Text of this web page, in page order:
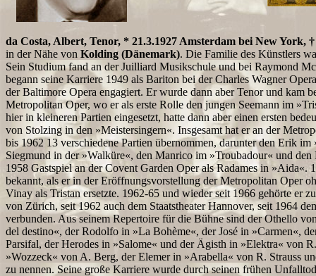
da Costa, Albert, Tenor, * 21.3.1927 Amsterdam bei New York, †
in der Nähe von Kolding (Dänemark). Die Familie des Künstlers
Sein Studium fand an der Juilliard Musikschule und bei Raymond
begann seine Karriere 1949 als Bariton bei der Charles Wagner
der Baltimore Opera engagiert. Er wurde dann aber Tenor und kam
Metropolitan Oper, wo er als erste Rolle den jungen Seemann im
hier in kleineren Partien eingesetzt, hatte dann aber einen ersten
von Stolzing in den »Meistersingern«. Insgesamt hat er an der
bis 1962 13 verschiedene Partien übernommen, darunter den Erik
Siegmund in der »Walküre«, den Manrico im »Troubadour« und
1958 Gastspiel an der Covent Garden Oper als Radames in »Aida«.
bekannt, als er in der Eröffnungsvorstellung der Metropolitan Oper
Vinay als Tristan ersetzte. 1962-65 und wieder seit 1966 gehörte er
von Zürich, seit 1962 auch dem Staatstheater Hannover, seit 1964
verbunden. Aus seinem Repertoire für die Bühne sind der Othello
del destino«, der Rodolfo in »La Bohème«, der José in »Carmen«,
Parsifal, der Herodes in »Salome« und der Ägisth in »Elektra« von
»Wozzeck« von A. Berg, der Elemer in »Arabella« von R. Strauss
zu nennen. Seine große Karriere wurde durch seinen frühen